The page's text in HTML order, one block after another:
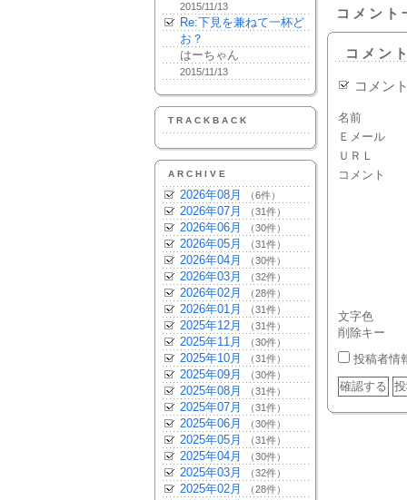
2015/11/13
Re:下見を兼ねて一杯ど
お？
はーちゃん
2015/11/13
TRACKBACK
ARCHIVE
2026年08月 （6件）
2026年07月 （31件）
2026年06月 （30件）
2026年05月 （31件）
2026年04月 （30件）
2026年03月 （32件）
2026年02月 （28件）
2026年01月 （31件）
2025年12月 （31件）
2025年11月 （30件）
2025年10月 （31件）
2025年09月 （30件）
2025年08月 （31件）
2025年07月 （31件）
2025年06月 （30件）
2025年05月 （31件）
2025年04月 （30件）
2025年03月 （32件）
2025年02月 （28件）
コメント
コメン
コメン
名前
Ｅメール
ＵＲＬ
コメント
文字色
削除キー
投稿者情